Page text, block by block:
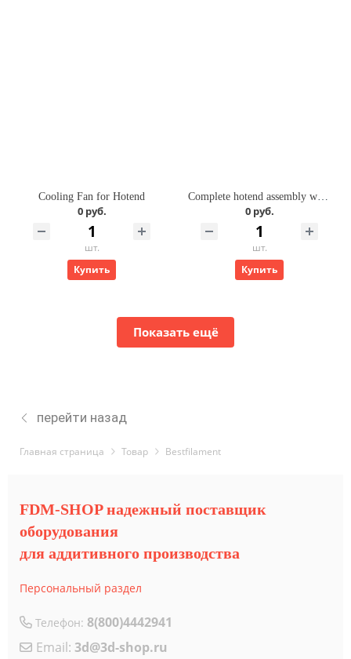
Cooling Fan for Hotend
0 руб.
шт.
Купить
Complete hotend assembly with stainless steel nozzle -0.2mm
0 руб.
шт.
Купить
Показать ещё
перейти назад
Главная страница Товар Bestfilament
FDM-SHOP надежный поставщик
оборудования
для аддитивного производства
Персональный раздел
Телефон: 8(800)4442941
Email: 3d@3d-shop.ru